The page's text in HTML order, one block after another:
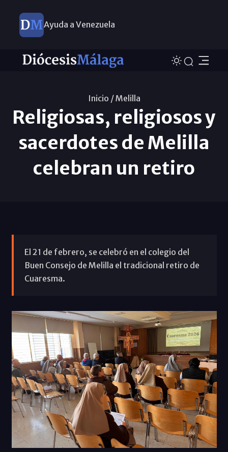
Ayuda a Venezuela
Inicio /Melilla
Religiosas, religiosos y
sacerdotes de Melilla
celebran un retiro
El 21 de febrero, se celebró en el colegio del
Buen Consejo de Melilla el tradicional retiro de
Cuaresma.